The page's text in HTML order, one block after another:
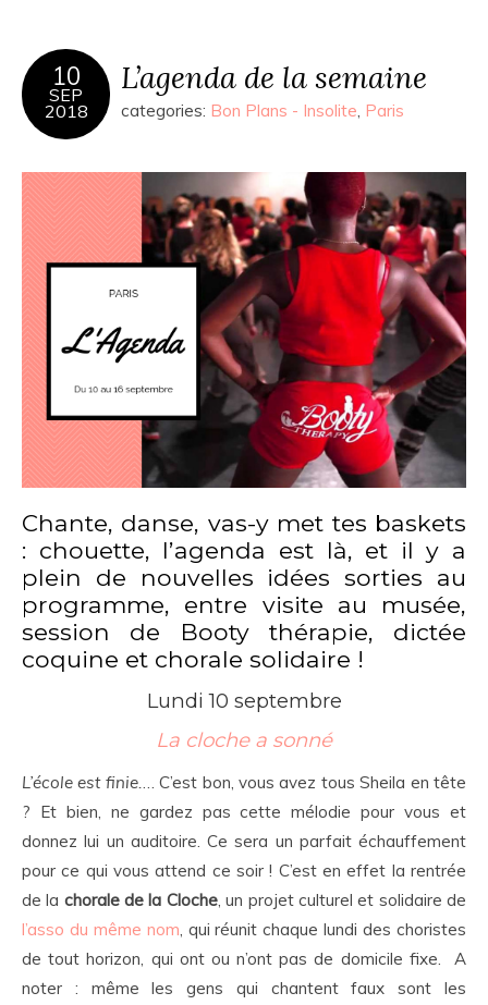
10
SEP
2018
L’agenda de la semaine
categories: Bon Plans - Insolite, Paris
Chante, danse, vas-y met tes baskets
: chouette, l’agenda est là, et il y a
plein de nouvelles idées sorties au
programme, entre visite au musée,
session de Booty thérapie, dictée
coquine et chorale solidaire !
Lundi 10 septembre
La cloche a sonné
L’école est finie.
… C’est bon, vous avez tous Sheila en tête
? Et bien, ne gardez pas cette mélodie pour vous et
donnez lui un auditoire. Ce sera un parfait échauffement
pour ce qui vous attend ce soir ! C’est en effet la rentrée
de la chorale de la Cloche, un projet culturel et solidaire de
l’asso du même nom , qui réunit chaque lundi des choristes
de tout horizon, qui ont ou n’ont pas de domicile fixe. A
noter : même les gens qui chantent faux sont les